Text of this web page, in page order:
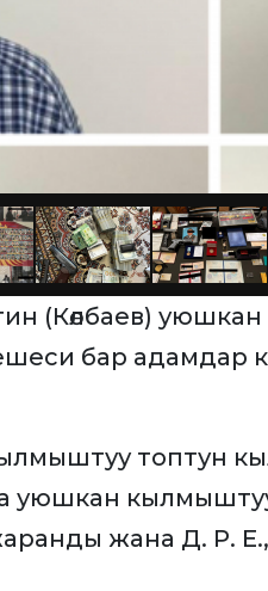
(Көлбаев)
бар адамдар
топтун
кылмыштуу
жана Д. Р.